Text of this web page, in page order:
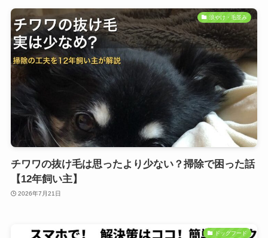
涙やけ・毛並み
チワワの抜け毛は思ったより少ない？掃除で困った話
【12年飼い主】
2026年7月21日
ドッグフード